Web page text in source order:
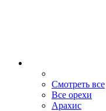
Смотреть все
Все орехи
Арахис